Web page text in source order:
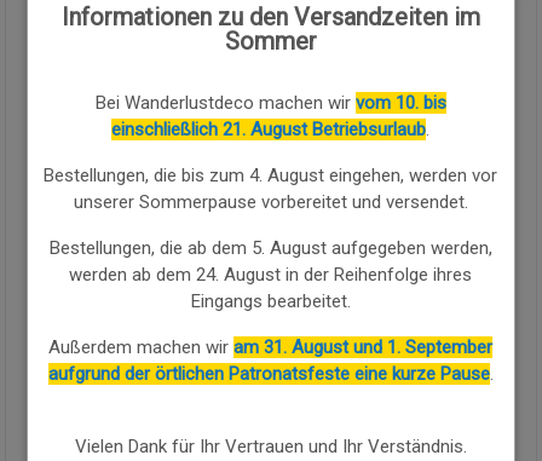
KAUFEN SIE WEITER
Dekorative Vase in klassischer Amphorenform in mittlerer
Gold
ornamentales Stück mit starkem eleganten und raffinierten
Charakter, das jedem Ambiente zeitlose Raffinesse verleiht.
widerstandsfähigem Metallmit einer polierten und
die die Reinheit ihrer Silhouette unterstreicht und einen
glamourösen Touch verleiht, und zeigt eine harmonische
Informationen zu den Versandzeiten im
Sommer
Bei Wanderlustdeco machen wir vom 10. bis
einschließlich 21. August Betriebsurlaub.
Bestellungen, die bis zum 4. August eingehen, werden vor
unserer Sommerpause vorbereitet und versendet.
Bestellungen, die ab dem 5. August aufgegeben werden,
werden ab dem 24. August in der Reihenfolge ihres
Eingangs bearbeitet.
Außerdem machen wiram 31. August und 1. September
aufgrund der örtlichen Patronatsfeste eine kurze Pause.
Vielen Dank für Ihr Vertrauen und Ihr Verständnis.